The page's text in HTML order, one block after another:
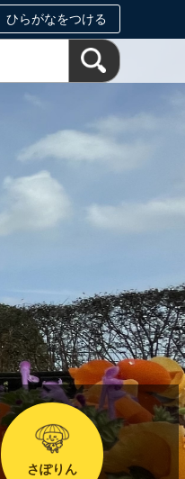
ひらがなをつける
さぽりん